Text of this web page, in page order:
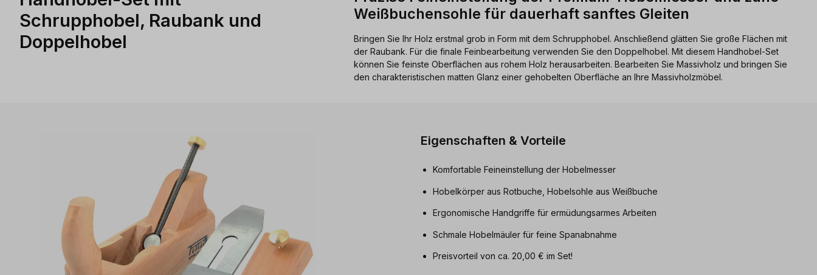
Schrupphobel, Raubank und
Doppelhobel
Weißbuchensohle für dauerhaft sanftes Gleiten
Bringen Sie Ihr Holz erstmal grob in Form mit dem Schrupphobel. Anschließend glätten Sie große Flächen mit
der Raubank. Für die finale Feinbearbeitung verwenden Sie den Doppelhobel. Mit diesem Handhobel-Set
können Sie feinste Oberflächen aus rohem Holz herausarbeiten. Bearbeiten Sie Massivholz und bringen Sie
den charakteristischen matten Glanz einer gehobelten Oberfläche an Ihre Massivholzmöbel.
Eigenschaften & Vorteile
Komfortable Feineinstellung der Hobelmesser
Hobelkörper aus Rotbuche, Hobelsohle aus Weißbuche
Ergonomische Handgriffe für ermüdungsarmes Arbeiten
Schmale Hobelmäuler für feine Spanabnahme
Preisvorteil von ca. 20,00 € im Set!